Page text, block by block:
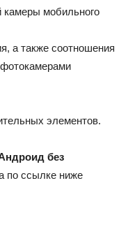
камеры мобильного
а также соотношения
элементов.
без
по ссылке ниже